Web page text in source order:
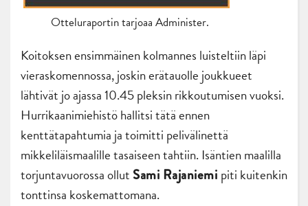
Otteluraportin tarjoaa Administer.
Koitoksen ensimmäinen kolmannes luisteltiin läpi
vieraskomennossa, joskin erätauolle joukkueet
lähtivät jo ajassa 10.45 pleksin rikkoutumisen vuoksi.
Hurrikaanimiehistö hallitsi tätä ennen
kenttätapahtumia ja toimitti pelivälinettä
mikkeliläismaalille tasaiseen tahtiin. Isäntien maalilla
torjuntavuorossa ollut Sami Rajaniemi piti kuitenkin
tonttinsa koskemattomana.